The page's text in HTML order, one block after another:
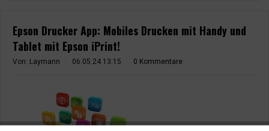
Epson Drucker App: Mobiles Drucken mit Handy und
Tablet mit Epson iPrint!
Von: Laymann 06.05.24 13:15 0 Kommentare